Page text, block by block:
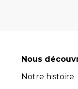
optimiser
Avec
Nous
Notre histoire